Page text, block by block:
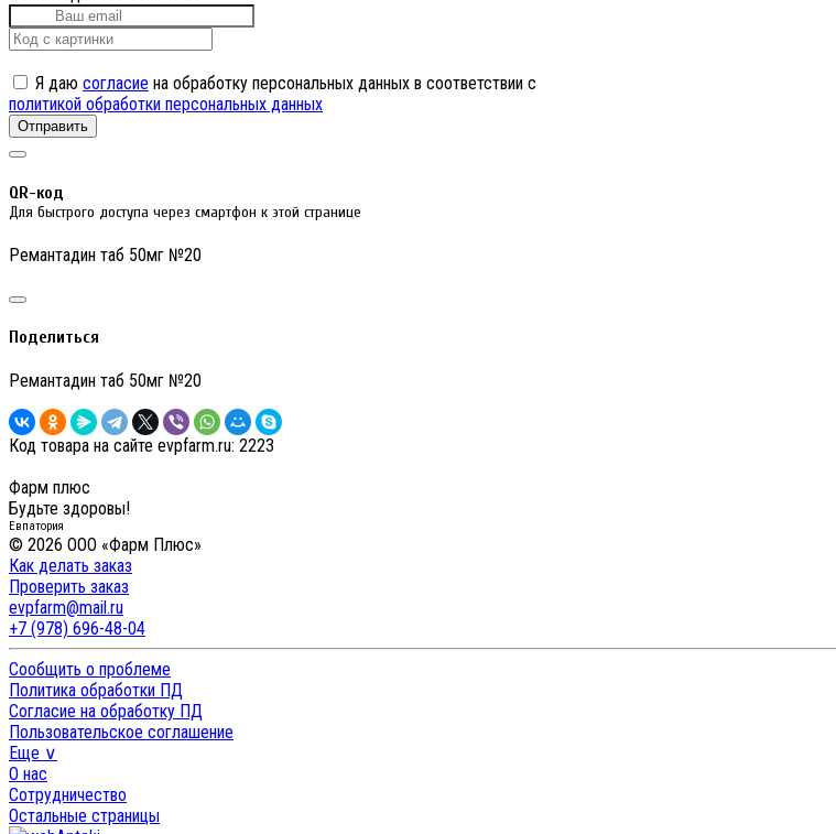
Я даю согласие на обработку персональных данных в соответствии с
политикой обработки персональных данных
Отправить
QR-код
Для быстрого доступа через смартфон к этой странице
Ремантадин таб 50мг №20
Поделиться
Ремантадин таб 50мг №20
Код товара на сайте evpfarm.ru: 2223
Фарм плюс
Будьте здоровы!
Евпатория
© 2026 ООО «Фарм Плюс»
Как делать заказ
Проверить заказ
evpfarm@mail.ru
+7 (978) 696-48-04
Сообщить о проблеме
Политика обработки ПД
Согласие на обработку ПД
Пользовательское соглашение
Еще ∨
О нас
Сотрудничество
Остальные страницы